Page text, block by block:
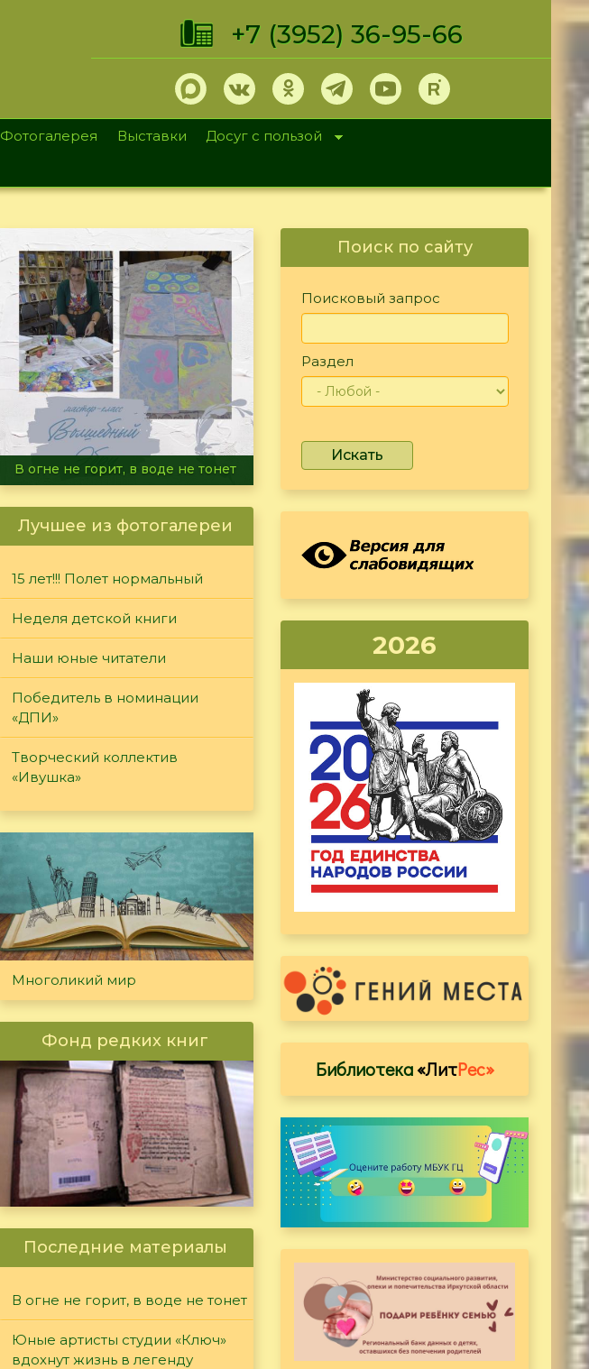
+7 (3952) 36-95-66
Фотогалерея Выставки
Досуг с пользой
Летние турниры Warhammer
Лучшее из фотогалереи
15 лет!!! Полет нормальный
Неделя детской книги
Наши юные читатели
Победитель в номинации
«ДПИ»
Творческий коллектив
«Ивушка»
Многоликий мир
Фонд редких книг
Последние материалы
В огне не горит, в воде не тонет
Юные артисты студии «Ключ»
вдохнут жизнь в легенду
Поиск по сайту
Поисковый запрос
Раздел
Искать
2026
Библиотека«ЛитРес»